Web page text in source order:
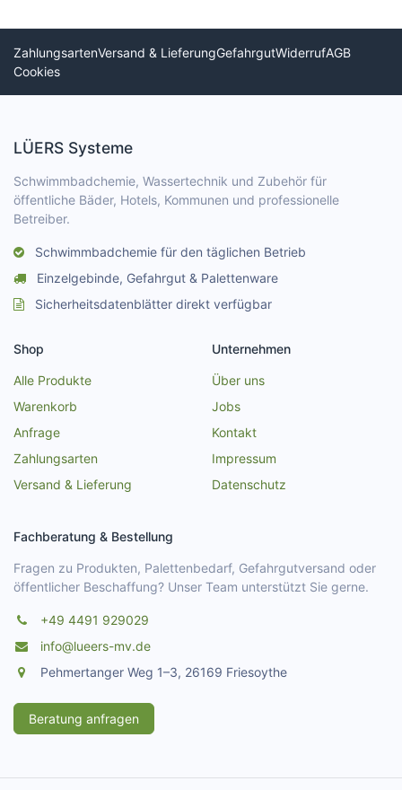
ZahlungsartenVersand & LieferungGefahrgutWiderrufAGB
Cookies
LÜERS Systeme
Schwimmbadchemie, Wassertechnik und Zubehör für
öffentliche Bäder, Hotels, Kommunen und professionelle
Betreiber.
Schwimmbadchemie für den täglichen Betrieb
Einzelgebinde, Gefahrgut & Palettenware
Sicherheitsdatenblätter direkt verfügbar
Shop
Alle Produkte
Warenkorb
Anfrage
Zahlungsarten
Versand & Lieferung
Unternehmen
Über uns
Jobs
Kontakt
Impressum
Datenschutz
Fachberatung & Bestellung
Fragen zu Produkten, Palettenbedarf, Gefahrgutversand oder
öffentlicher Beschaffung? Unser Team unterstützt Sie gerne.
+49 4491 929029
info@lueers-mv.de
Pehmertanger Weg 1–3, 26169 Friesoythe
Beratung anfragen